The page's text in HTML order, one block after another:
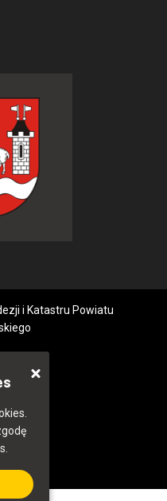
i Katastru Powiatu